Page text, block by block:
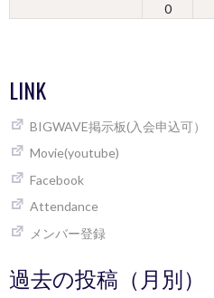
0
LINK
BIGWAVE掲示板(入会申込可）
Movie(youtube)
Facebook
Attendance
メンバー登録
過去の投稿（月別）